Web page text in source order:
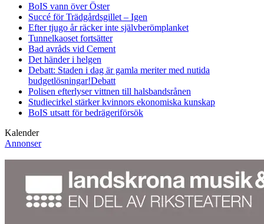
BoIS vann över Öster
Succé för Trädgårdsgillet – Igen
Efter tjugo år räcker inte självberömplanket
Tunnelkaoset fortsätter
Bad avråds vid Cement
Det händer i helgen
Debatt: Staden i dag är gamla meriter med nutida
budgetlösningar!Debatt
Polisen efterlyser vittnen till halsbandsrånen
Studiecirkel stärker kvinnors ekonomiska kunskap
BoIS utsatt för bedrägeriförsök
Kalender
Annonser